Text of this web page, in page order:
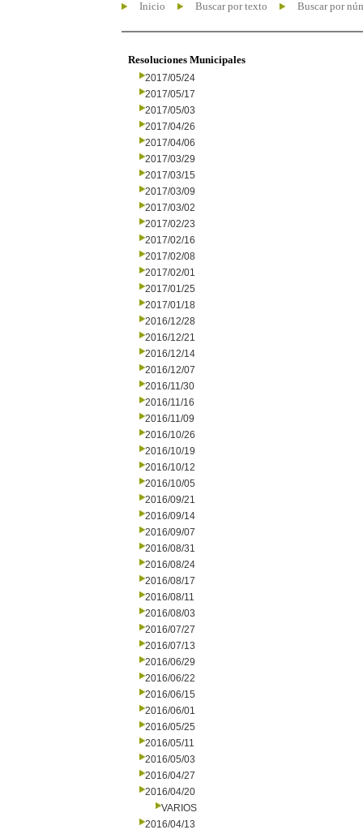
Inicio Buscar por texto Buscar por
Resoluciones Municipales
2017/05/24
2017/05/17
2017/05/03
2017/04/26
2017/04/06
2017/03/29
2017/03/15
2017/03/09
2017/03/02
2017/02/23
2017/02/16
2017/02/08
2017/02/01
2017/01/25
2017/01/18
2016/12/28
2016/12/21
2016/12/14
2016/12/07
2016/11/30
2016/11/16
2016/11/09
2016/10/26
2016/10/19
2016/10/12
2016/10/05
2016/09/21
2016/09/14
2016/09/07
2016/08/31
2016/08/24
2016/08/17
2016/08/11
2016/08/03
2016/07/27
2016/07/13
2016/06/29
2016/06/22
2016/06/15
2016/06/01
2016/05/25
2016/05/11
2016/05/03
2016/04/27
2016/04/20
VARIOS
2016/04/13